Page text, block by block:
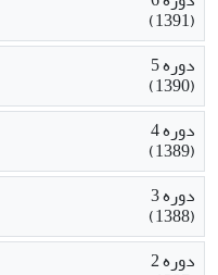
(1391)
دوره 5
(1390)
دوره 4
(1389)
دوره 3
(1388)
دوره 2